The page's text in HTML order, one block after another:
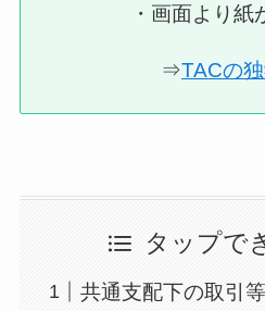
・画面より紙
⇒TACの
タップで
共通支配下の取引